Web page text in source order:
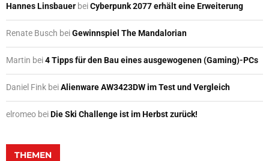
Hannes Linsbauer beiCyberpunk 2077 erhält eine Erweiterung
Renate Busch beiGewinnspiel The Mandalorian
Martin bei4 Tipps für den Bau eines ausgewogenen (Gaming)-PCs
Daniel Fink beiAlienware AW3423DW im Test und Vergleich
elromeo beiDie Ski Challenge ist im Herbst zurück!
THEMEN